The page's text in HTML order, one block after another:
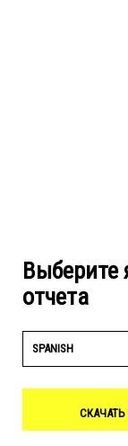
Выберите
отчета
SPANISH
СКАЧАТЬ